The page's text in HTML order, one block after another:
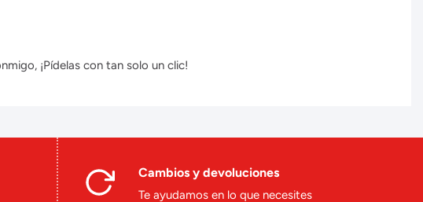
¡Pídelas con tan solo un clic!
Cambios y devoluciones
Te ayudamos en lo que necesites